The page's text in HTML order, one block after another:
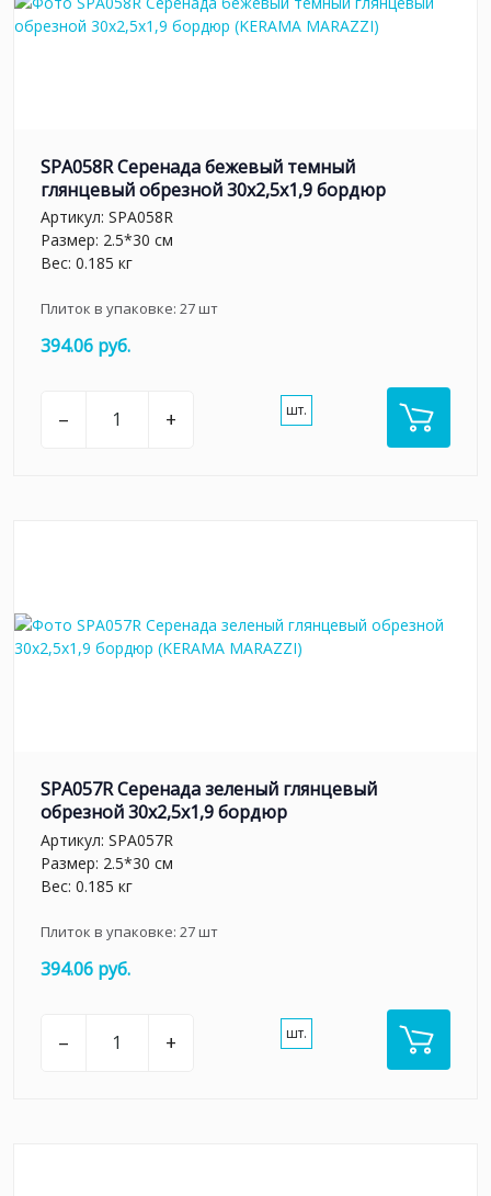
SPA058R Серенада бежевый темный
глянцевый обрезной 30x2,5x1,9 бордюр
Артикул: SPA058R
Размер: 2.5*30 см
Вес: 0.185 кг
Плиток в упаковке: 27шт
394.06 руб.
– + шт.
SPA057R Серенада зеленый глянцевый
обрезной 30x2,5x1,9 бордюр
Артикул: SPA057R
Размер: 2.5*30 см
Вес: 0.185 кг
Плиток в упаковке: 27шт
394.06 руб.
– + шт.